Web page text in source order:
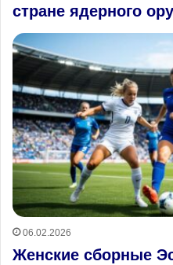
стране ядерного
06.02.2026
Женские сборные